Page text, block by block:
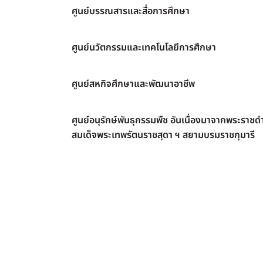
ศูนย์บรรณสารและสื่อการศึกษา
ศูนย์นวัตกรรมและเทคโนโลยีการศึกษา
ศูนย์สหกิจศึกษาและพัฒนาอาชีพ
ศูนย์อนุรักษ์พันธุกรรมพืช อันเนื่องมาจากพระราชด
สมเด็จพระเทพรัตนราชสุดา ฯ สยามบรมราชกุมารี